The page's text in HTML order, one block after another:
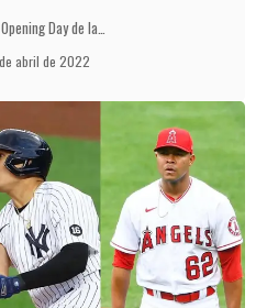
Day de la…
abril de 2022